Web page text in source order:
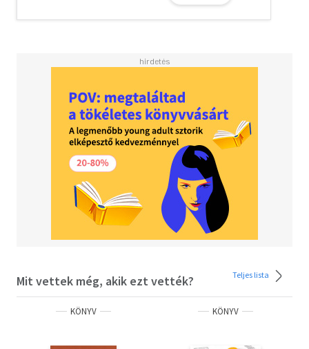
Mit vettek még, akik ezt vették? Teljes lista
KÖNYV KÖNYV